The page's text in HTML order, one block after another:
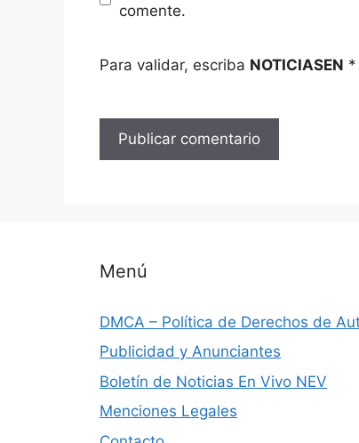
comente.
Para validar, escriba NOTICIASEN *
Menú
DMCA – Política de Derechos de
Publicidad y Anunciantes
Boletín de Noticias En Vivo NEV
Menciones Legales